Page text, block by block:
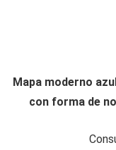
Mapa moderno
con forma de